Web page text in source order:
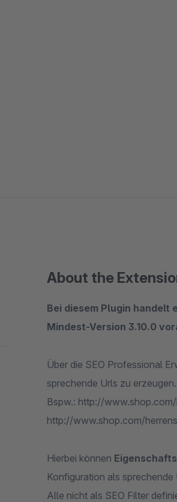
About the
Bei diesem Plugin handelt
Mindest-Version 3.10.0
Über die SEO Professional
sprechende Urls zu erzeugen.
Bspw.: http://
http://www.shop.com/
Hierbei können
Konfiguration als
Alle nicht als SEO Filter